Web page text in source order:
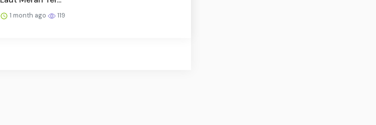
1 month ago 119